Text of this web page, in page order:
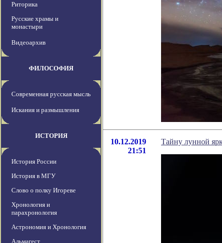
Риторика
Русские храмы и
монастыри
Видеоархив
ФИЛОСОФИЯ
Современная русская мысль
Искания и размышления
ИСТОРИЯ
История России
История в МГУ
Слово о полку Игореве
Хронология и
парахронология
Астрономия и Хронология
Альмагест
10.12.2019
21:51
Тайну лунной